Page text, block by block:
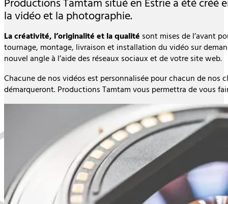
Productions Tamtam situé en Estrie a été créé
la vidéo et la photographie.
La créativité, l’originalité et la qualité sont mises de l’avant
tournage, montage, livraison et installation du vidéo sur
nouvel angle à l’aide des réseaux sociaux et de votre site web.
Chacune de nos vidéos est personnalisée pour chacun de nos
démarqueront. Productions Tamtam vous permettra de vous